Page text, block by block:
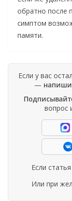
обратно после
симптом
памяти.
Если у вас
—
вопрос
Если
Или при